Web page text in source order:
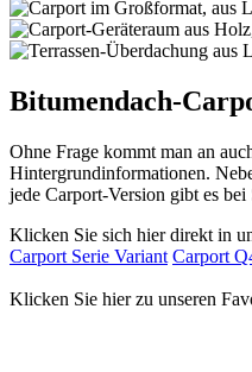
Bitumendach-
Ohne Frage kommt man an
Hintergrundinformationen.
jede Carport-Version gibt es
Klicken Sie sich hier direkt in
Carport Serie Variant Carport
Klicken Sie hier zu unseren